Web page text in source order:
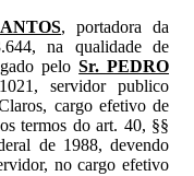
, portadora da
na qualidade de
peloSr. PEDRO
servidor publico
cargo efetivo de
termos do art. 40, §§
de 1988, devendo
no cargo efetivo